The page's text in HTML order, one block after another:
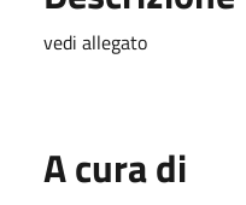
vedi allegato
A cura di